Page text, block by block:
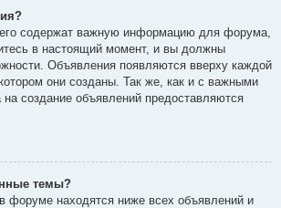
содержат важную информацию для форума,
в настоящий момент, и вы должны
Объявления появляются вверху каждой
они созданы. Так же, как и с важными
создание объявлений предоставляются
темы?
форуме находятся ниже всех объявлений и